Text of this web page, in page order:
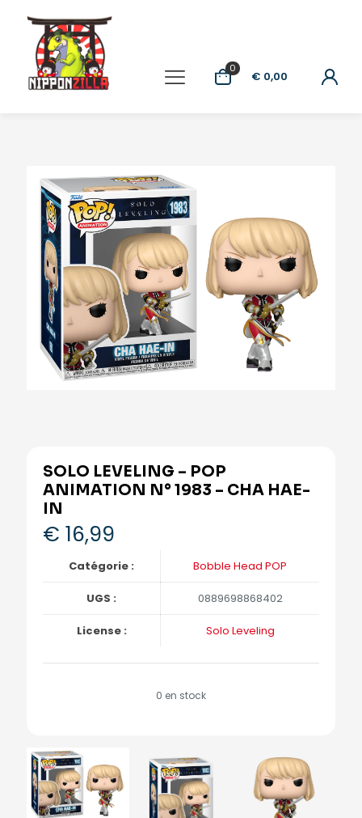
0
€ 0,00
SOLO LEVELING – POP
ANIMATION N° 1983 – CHA HAE-
IN
€ 16,99
Catégorie : Bobble Head POP
UGS : 0889698868402
License : Solo Leveling
0 en stock